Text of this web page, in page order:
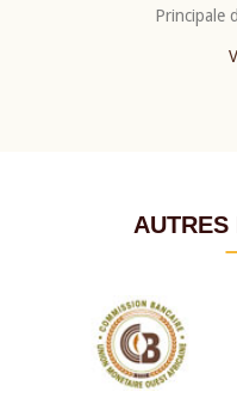
Principale
AUTRES